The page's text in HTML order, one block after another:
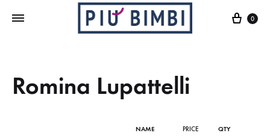
Cart
0
Romina Lupattelli
NAME PRICE QTY